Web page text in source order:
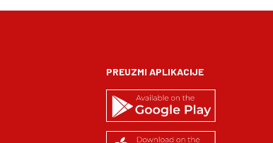
PREUZMI APLIKACIJE